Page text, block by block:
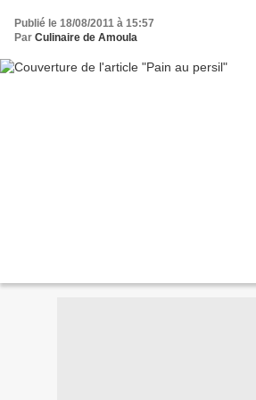
Publié le 18/08/2011 à 15:57
Par Culinaire de Amoula